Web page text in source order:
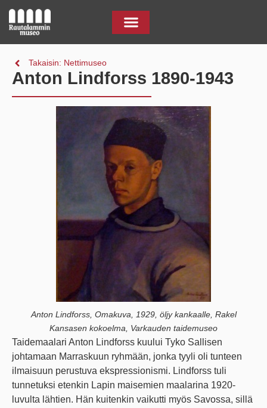
Takaisin: Nettimuseo
Anton Lindforss 1890-1943
Anton Lindforss, Omakuva, 1929, öljy kankaalle, Rakel
Kansasen kokoelma, Varkauden taidemuseo
Taidemaalari Anton Lindforss kuului Tyko Sallisen
johtamaan Marraskuun ryhmään, jonka tyyli oli tunteen
ilmaisuun perustuva ekspressionismi. Lindforss tuli
tunnetuksi etenkin Lapin maisemien maalarina 1920-
luvulta lähtien. Hän kuitenkin vaikutti myös Savossa, sillä